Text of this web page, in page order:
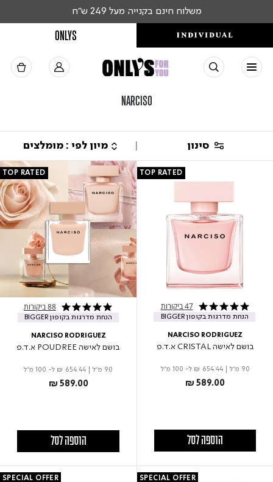
משלוח חינם בקנייה מעל 249 ש"ח
ONLYS
NARCISO
סינון
5.0 star rating 47 ביקורות
הנחת מדרגות בקופון BIGGER
TOP RATED
NARCISO RODRIGUEZ
בושם לאישה CRISTAL א.ד.פ
90 מ"ל |
₪ 654.44 ל- 100 מ"ל
₪ 589.00
הוספה לסל
4.9 star rating 88 ביקורות
הנחת מדרגות בקופון BIGGER
TOP RATED
NARCISO RODRIGUEZ
בושם לאישה POUDREE א.ד.פ
90 מ"ל ₪ 654.44 ל- 100 מ"ל
₪ 589.00
הוספה לסל
SPECIAL OFFER
SPECIAL OFFER